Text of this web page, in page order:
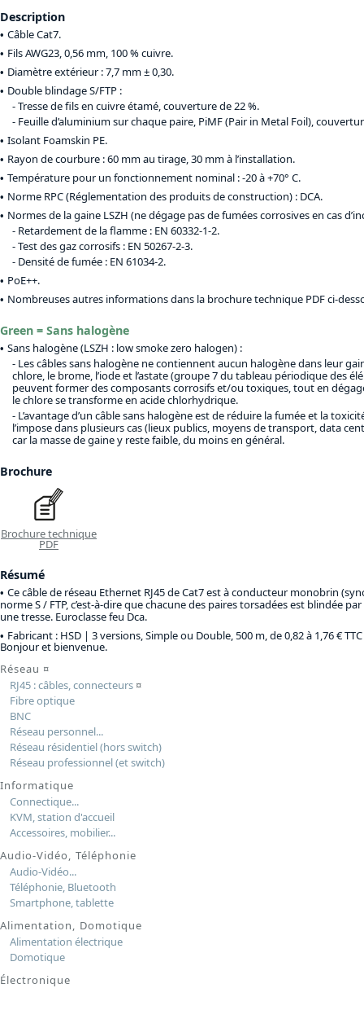
Description
Câble Cat7.
Fils AWG23, 0,56 mm, 100 % cuivre.
Diamètre extérieur : 7,7 mm ± 0,30.
Double blindage S/FTP :
Tresse de fils en cuivre étamé, couverture de 22 %.
Feuille d’aluminium sur chaque paire, PiMF (Pair in Metal Foil),
Isolant Foamskin PE.
Rayon de courbure : 60 mm au tirage, 30 mm à l’installation.
Température pour un fonctionnement nominal : -20 à +70° C.
Norme RPC (Réglementation des produits de construction) : DCA.
Normes de la gaine LSZH (ne dégage pas de fumées corrosives en cas
Retardement de la flamme : EN 60332-1-2.
Test des gaz corrosifs : EN 50267-2-3.
Densité de fumée : EN 61034-2.
PoE++.
Nombreuses autres informations dans la brochure technique PDF ci-
Green = Sans halogène
Sans halogène (LSZH : low smoke zero halogen) :
Les câbles sans halogène ne contiennent aucun halogène dans leur
chlore, le brome, l’iode et l’astate (groupe 7 du tableau périodique des
peuvent former des composants corrosifs et/ou toxiques, tout en
le chlore se transforme en acide chlorhydrique.
L’avantage d’un câble sans halogène est de réduire la fumée et la
l’impose dans plusieurs cas (lieux publics, moyens de transport, data
car la masse de gaine y reste faible, du moins en général.
Brochure
Brochure technique
PDF
Résumé
Ce câble de réseau Ethernet RJ45 de Cat7 est à conducteur monobrin
norme S / FTP, c’est-à-dire que chacune des paires torsadées est blindée
une tresse. Euroclasse feu Dca.
Fabricant : HSD | 3 versions, Simple ou Double, 500 m, de 0,82 à 1,76 €
Bonjour et bienvenue.
Réseau ¤
RJ45 : câbles, connecteurs¤
Fibre optique
BNC
Réseau personnel...
Réseau résidentiel (hors switch)
Réseau professionnel (et switch)
Informatique
Connectique...
KVM, station d'accueil
Accessoires, mobilier...
Audio-Vidéo, Téléphonie
Audio-Vidéo...
Téléphonie, Bluetooth
Smartphone, tablette
Alimentation, Domotique
Alimentation électrique
Domotique
Électronique